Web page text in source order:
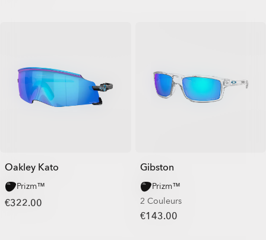
Oakley Kato
Prizm™
€322.00
Gibston
Prizm™
2 Couleurs
€143.00